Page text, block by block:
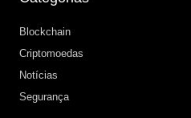
Blockchain
Criptomoedas
Notícias
Segurança